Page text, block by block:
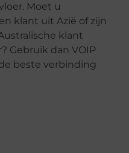
Moet u
klant uit Azië of zijn
klant
Gebruik dan VOIP
beste verbinding